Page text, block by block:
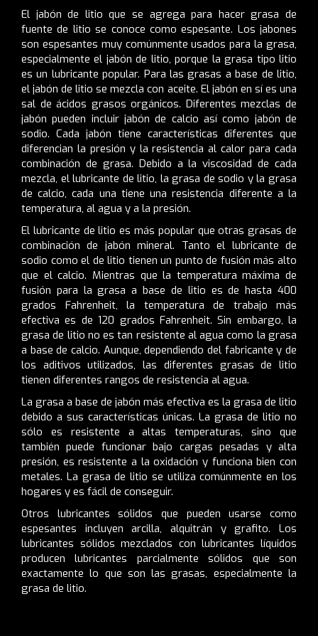
El jabón de litio que se agrega para hacer grasa de
fuente de litio se conoce como espesante. Los jabones
son espesantes muy comúnmente usados para la grasa,
especialmente el jabón de litio, porque la grasa tipo litio
es un lubricante popular. Para las grasas a base de litio,
el jabón de litio se mezcla con aceite. El jabón en sí es una
sal de ácidos grasos orgánicos. Diferentes mezclas de
jabón pueden incluir jabón de calcio así como jabón de
sodio. Cada jabón tiene características diferentes que
diferencian la presión y la resistencia al calor para cada
combinación de grasa. Debido a la viscosidad de cada
mezcla, el lubricante de litio, la grasa de sodio y la grasa
de calcio, cada una tiene una resistencia diferente a la
temperatura, al agua y a la presión.
El lubricante de litio es más popular que otras grasas de
combinación de jabón mineral. Tanto el lubricante de
sodio como el de litio tienen un punto de fusión más alto
que el calcio. Mientras que la temperatura máxima de
fusión para la grasa a base de litio es de hasta 400
grados Fahrenheit, la temperatura de trabajo más
efectiva es de 120 grados Fahrenheit. Sin embargo, la
grasa de litio no es tan resistente al agua como la grasa
a base de calcio. Aunque, dependiendo del fabricante y de
los aditivos utilizados, las diferentes grasas de litio
tienen diferentes rangos de resistencia al agua.
La grasa a base de jabón más efectiva es la grasa de litio
debido a sus características únicas. La grasa de litio no
sólo es resistente a altas temperaturas, sino que
también puede funcionar bajo cargas pesadas y alta
presión, es resistente a la oxidación y funciona bien con
metales. La grasa de litio se utiliza comúnmente en los
hogares y es fácil de conseguir.
Otros lubricantes sólidos que pueden usarse como
espesantes incluyen arcilla, alquitrán y grafito. Los
lubricantes sólidos mezclados con lubricantes líquidos
producen lubricantes parcialmente sólidos que son
exactamente lo que son las grasas, especialmente la
grasa de litio.